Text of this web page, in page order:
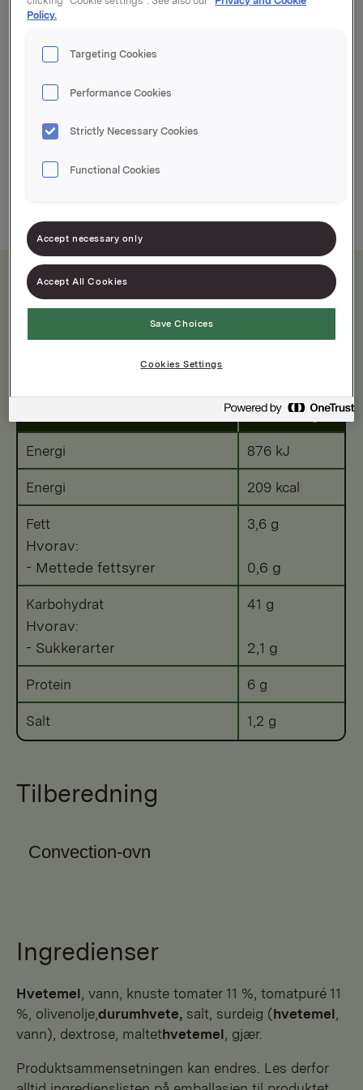
Varenummer: 00000000000000
Forstekt tynnbunnet vedfyrt pizzabunn med saus
Næringsinnhold
Etter tilberedning
Per 100 g
Energi 876 kJ
Energi 209 kcal
Fett
Hvorav:
- Mettede fettsyrer
3,6 g
0,6 g
Karbohydrat
Hvorav:
- Sukkerarter
41 g
2,1 g
Protein 6 g
Salt 1,2 g
Tilberedning
Convection-ovn
Ingredienser
hvetemel , vann, knuste tomater 11 %, tomatpuré 11
%, olivenolje,durumhvete, salt, surdeig (hvetemel
vann), dextrose, maltethvetemel , gjær.
Produktsammensetningen kan endres. Les derfor
Policy.
Targeting Cookies
Performance Cookies
Strictly Necessary Cookies
Functional Cookies
Accept necessary only
Accept All Cookies
Save Choices
Cookies Settings